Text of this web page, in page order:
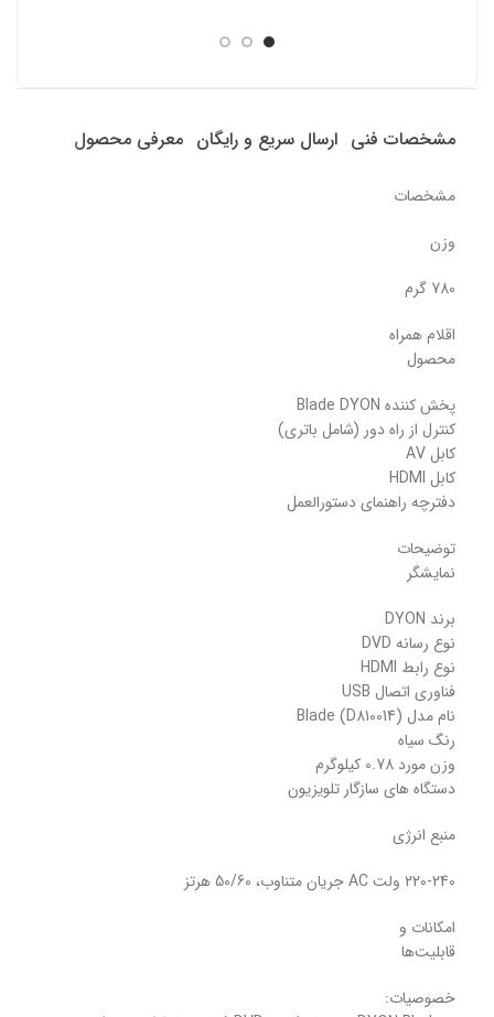
مشخصات فنی ارسال سریع و رایگان معرفی محصول
مشخصات
وزن
780 گرم
اقلام همراه
محصول
پخش کننده Blade DYON
کنترل از راه دور (شامل باتری)
کابل AV
کابل HDMI
دفترچه راهنمای دستورالعمل
توضیحات
نمایشگر
برند DYON
نوع رسانه DVD
نوع رابط HDMI
فناوری اتصال USB
نام مدل Blade (D810014)
رنگ سیاه
وزن مورد 0.78 کیلوگرم
دستگاه های سازگار تلویزیون
منبع انرژی
220-240 ولت AC جریان متناوب، 50/60 هرتز
امکانات و
قابلیت‌ها
خصوصیات: